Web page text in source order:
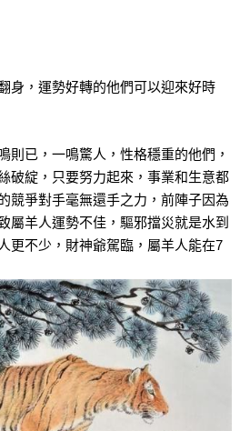
身，運勢好轉的他們可以迎來好時
則已，一鳴驚人，性格穩重的他們，
破綻，只要努力起來，事業和生意都
競爭對手毫無還手之力，前陣子因為
屬羊人運勢不佳，驅邪擋災就是水到
更不少，財神爺駕臨，屬羊人能在7